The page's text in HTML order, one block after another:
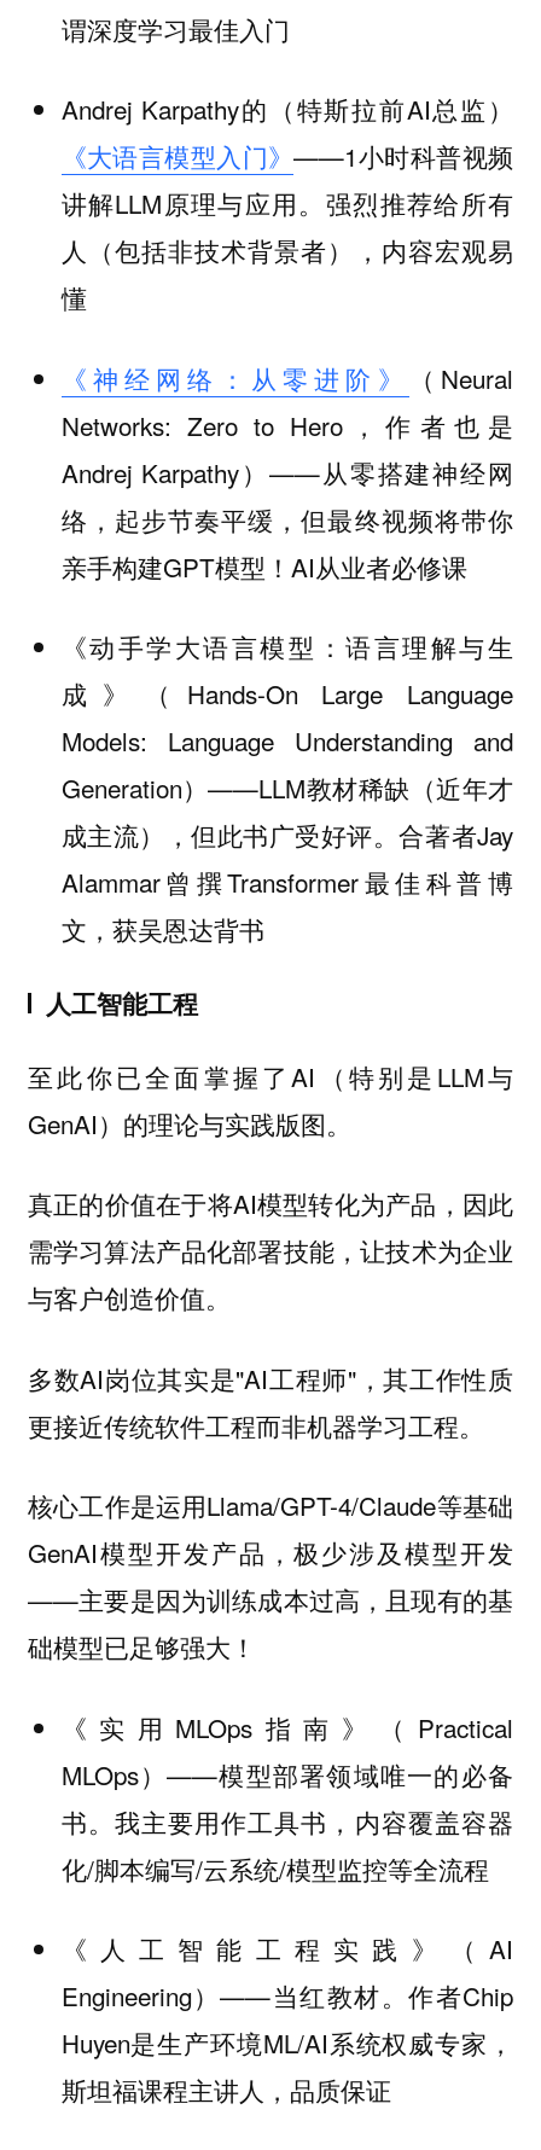
谓深度学习最佳入门
Andrej Karpathy的（特斯拉前AI总监）
《大语言模型入门》——1小时科普视频
讲解LLM原理与应用。强烈推荐给所有
人（包括非技术背景者），内容宏观易
懂
《神经网络：从零进阶》
（Neural
Networks: Zero to Hero，作者也是
Andrej Karpathy）——从零搭建神经网
络，起步节奏平缓，但最终视频将带你
亲手构建GPT模型！AI从业者必修课
《动手学大语言模型：语言理解与生
成》（Hands-On Large Language
Models: Language Understanding and
Generation）——LLM教材稀缺（近年才
成主流），但此书广受好评。合著者Jay
Alammar曾撰Transformer最佳科普博
文，获吴恩达背书
人工智能工程
至此你已全面掌握了AI（特别是LLM与
GenAI）的理论与实践版图。
真正的价值在于将AI模型转化为产品，因此
需学习算法产品化部署技能，让技术为企业
与客户创造价值。
多数AI岗位其实是"AI工程师"，其工作性质
更接近传统软件工程而非机器学习工程。
核心工作是运用Llama/GPT-4/Claude等基础
GenAI模型开发产品，极少涉及模型开发
——主要是因为训练成本过高，且现有的基
础模型已足够强大！
《实用MLOps指南》（Practical
MLOps）——模型部署领域唯一的必备
书。我主要用作工具书，内容覆盖容器
化/脚本编写/云系统/模型监控等全流程
《人工智能工程实践》（AI
Engineering）——当红教材。作者Chip
Huyen是生产环境ML/AI系统权威专家，
斯坦福课程主讲人，品质保证